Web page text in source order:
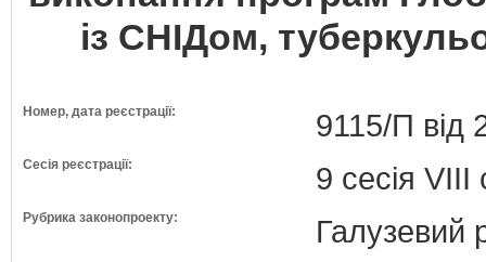
із СНІДом,
Номер, дата реєстрації: 9115/П від
Сесія реєстрації: 9 сесія VIII
Рубрика законопроекту: Галузевий